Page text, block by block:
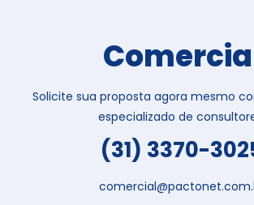
Solicite sua proposta agora mesmo
especializado de
(31) 3370-